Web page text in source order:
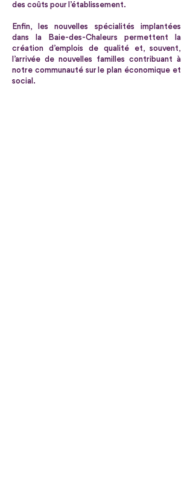
des coûts pour l’établissement.
Enfin, les nouvelles spécialités implantées
dans la Baie-des-Chaleurs permettent la
création d’emplois de qualité et, souvent,
l’arrivée de nouvelles familles contribuant à
notre communauté sur le plan économique et
social.